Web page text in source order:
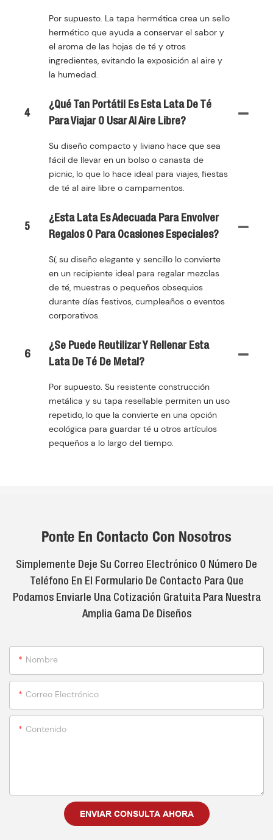
Por supuesto. La tapa hermética crea un sello
hermético que ayuda a conservar el sabor y
el aroma de las hojas de té y otros
ingredientes, evitando la exposición al aire y
la humedad.
4
¿Qué Tan Portátil Es Esta Lata De Té
Para Viajar O Usar Al Aire Libre?
Su diseño compacto y liviano hace que sea
fácil de llevar en un bolso o canasta de
picnic, lo que lo hace ideal para viajes, fiestas
de té al aire libre o campamentos.
5
¿Esta Lata Es Adecuada Para Envolver
Regalos O Para Ocasiones Especiales?
Sí, su diseño elegante y sencillo lo convierte
en un recipiente ideal para regalar mezclas
de té, muestras o pequeños obsequios
durante días festivos, cumpleaños o eventos
corporativos.
6
¿Se Puede Reutilizar Y Rellenar Esta
Lata De Té De Metal?
Por supuesto. Su resistente construcción
metálica y su tapa resellable permiten un uso
repetido, lo que la convierte en una opción
ecológica para guardar té u otros artículos
pequeños a lo largo del tiempo.
Ponte En Contacto Con Nosotros
Simplemente Deje Su Correo Electrónico O Número De
Teléfono En El Formulario De Contacto Para Que
Podamos Enviarle Una Cotización Gratuita Para Nuestra
Amplia Gama De Diseños
Nombre
Correo Electrónico
Contenido
ENVIAR CONSULTA AHORA